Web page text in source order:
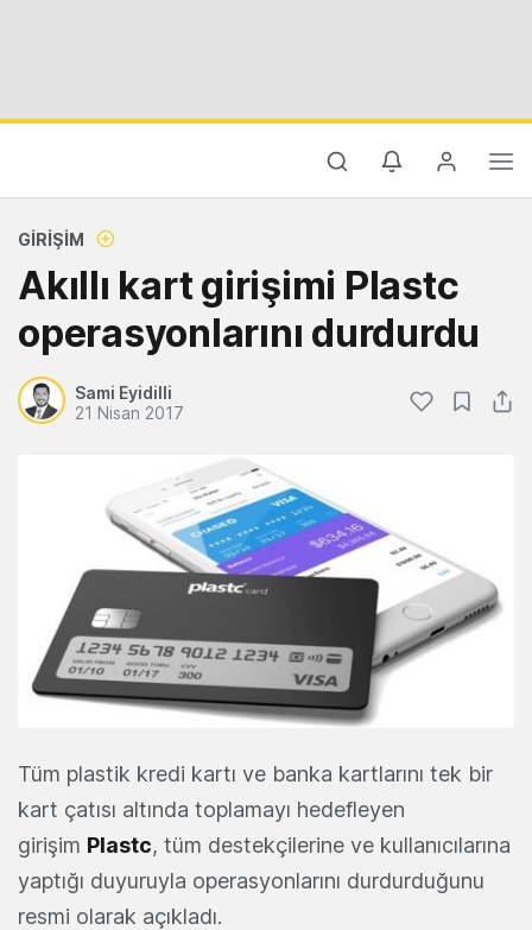
GIRIŞIM
Akıllı kart girişimi Plastc
operasyonlarını durdurdu
Sami Eyidilli
21 Nisan 2017
Tüm plastik kredi kartı ve banka kartlarını tek bir
kart çatısı altında toplamayı hedefleyen
girişim Plastc, tüm destekçilerine ve kullanıcılarına
yaptığı duyuruyla operasyonlarını durdurduğunu
resmi olarak açıkladı.